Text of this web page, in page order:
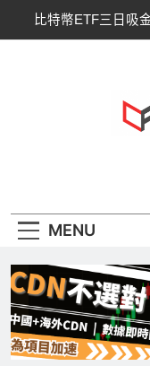
比特幣ETF三日吸
以太幣區間壓縮
比特幣ETF三日吸
CLARITY法案最後
AI
MENU